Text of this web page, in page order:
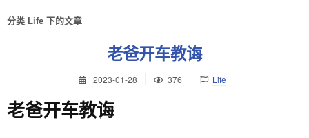
分类 Life 下的文章
老爸开车教诲
2023-01-28 376 Life
老爸开车教诲